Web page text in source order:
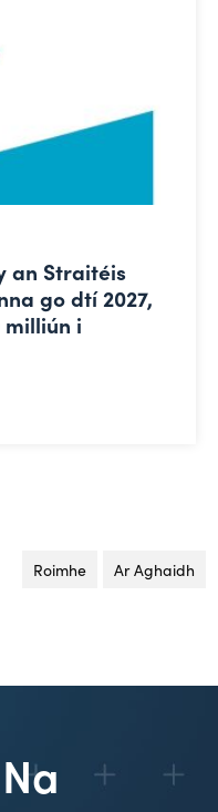
an Straitéis
go dtí 2027,
i
Roimhe leathanach
Ar Aghaidh